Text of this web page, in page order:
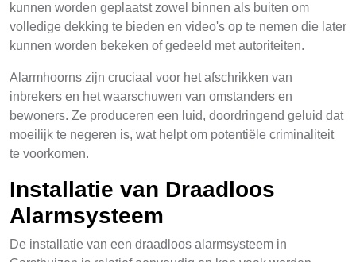
kunnen worden geplaatst zowel binnen als buiten om
volledige dekking te bieden en video's op te nemen die later
kunnen worden bekeken of gedeeld met autoriteiten.
Alarmhoorns zijn cruciaal voor het afschrikken van
inbrekers en het waarschuwen van omstanders en
bewoners. Ze produceren een luid, doordringend geluid dat
moeilijk te negeren is, wat helpt om potentiële criminaliteit
te voorkomen.
Installatie van Draadloos
Alarmsysteem
De installatie van een draadloos alarmsysteem in